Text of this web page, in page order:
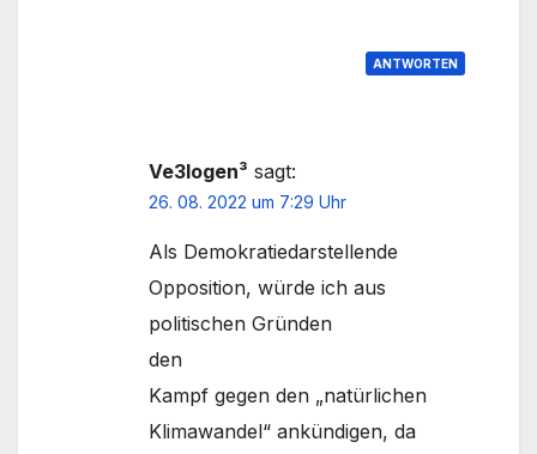
ANTWORTEN
Ve3logen³ sagt:
26. 08. 2022 um 7:29 Uhr
Als Demokratiedarstellende
Opposition, würde ich aus
politischen Gründen
den
Kampf gegen den „natürlichen
Klimawandel“ ankündigen, da